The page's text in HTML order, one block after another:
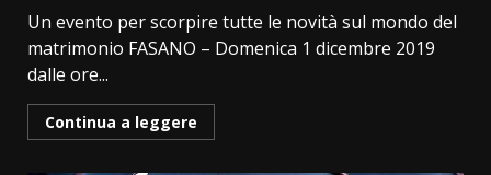
Un evento per scorpire tutte le novità sul mondo del
matrimonio FASANO – Domenica 1 dicembre 2019
dalle ore...
Continua a leggere